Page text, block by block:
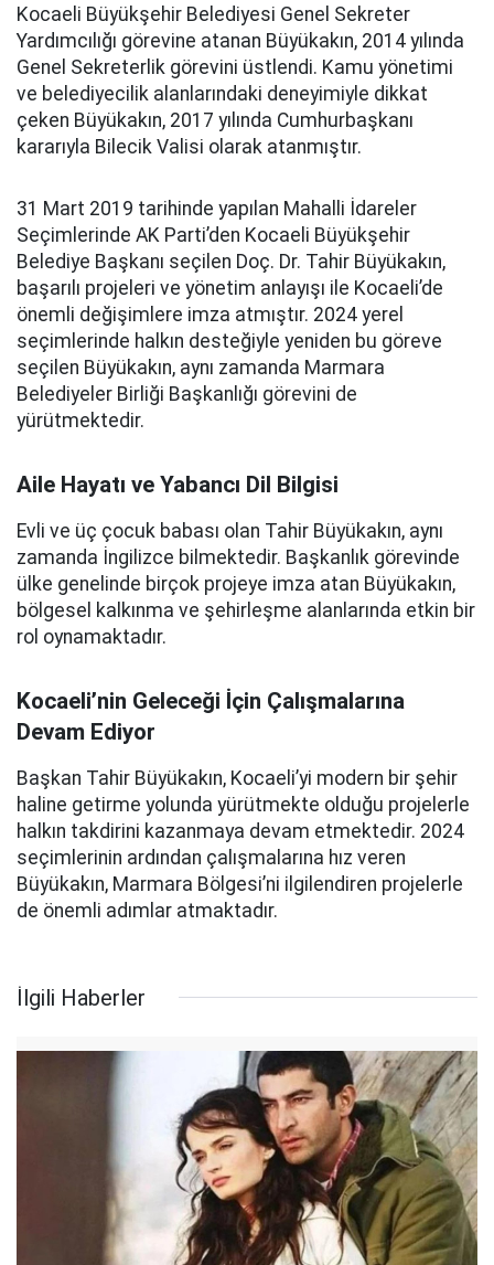
Kocaeli Büyükşehir Belediyesi Genel Sekreter
Yardımcılığı görevine atanan Büyükakın, 2014 yılında
Genel Sekreterlik görevini üstlendi. Kamu yönetimi
ve belediyecilik alanlarındaki deneyimiyle dikkat
çeken Büyükakın, 2017 yılında Cumhurbaşkanı
kararıyla Bilecik Valisi olarak atanmıştır.
31 Mart 2019 tarihinde yapılan Mahalli İdareler
Seçimlerinde AK Parti’den Kocaeli Büyükşehir
Belediye Başkanı seçilen Doç. Dr. Tahir Büyükakın,
başarılı projeleri ve yönetim anlayışı ile Kocaeli’de
önemli değişimlere imza atmıştır. 2024 yerel
seçimlerinde halkın desteğiyle yeniden bu göreve
seçilen Büyükakın, aynı zamanda Marmara
Belediyeler Birliği Başkanlığı görevini de
yürütmektedir.
Aile Hayatı ve Yabancı Dil Bilgisi
Evli ve üç çocuk babası olan Tahir Büyükakın, aynı
zamanda İngilizce bilmektedir. Başkanlık görevinde
ülke genelinde birçok projeye imza atan Büyükakın,
bölgesel kalkınma ve şehirleşme alanlarında etkin bir
rol oynamaktadır.
Kocaeli’nin Geleceği İçin Çalışmalarına
Devam Ediyor
Başkan Tahir Büyükakın, Kocaeli’yi modern bir şehir
haline getirme yolunda yürütmekte olduğu projelerle
halkın takdirini kazanmaya devam etmektedir. 2024
seçimlerinin ardından çalışmalarına hız veren
Büyükakın, Marmara Bölgesi’ni ilgilendiren projelerle
de önemli adımlar atmaktadır.
İlgili Haberler